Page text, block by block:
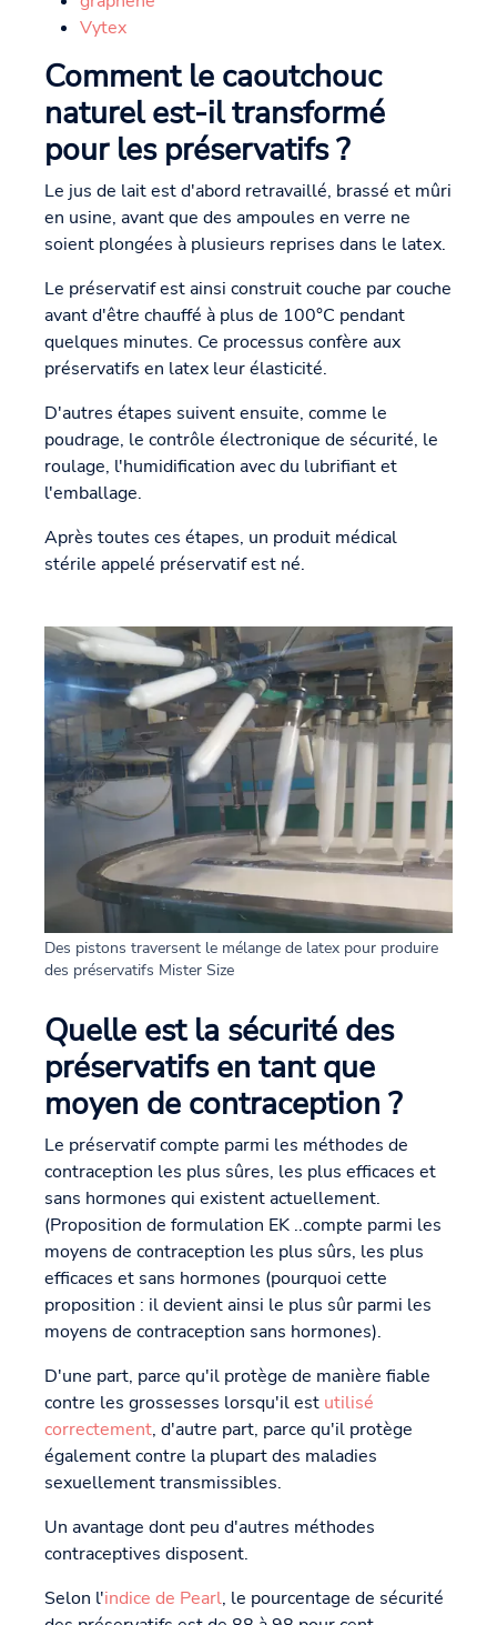
Vytex
Comment le caoutchouc
naturel est-il transformé
pour les préservatifs ?
Le jus de lait est d'abord retravaillé, brassé et mûri
en usine, avant que des ampoules en verre ne
soient plongées à plusieurs reprises dans le latex.
Le préservatif est ainsi construit couche par couche
avant d'être chauffé à plus de 100°C pendant
quelques minutes. Ce processus confère aux
préservatifs en latex leur élasticité.
D'autres étapes suivent ensuite, comme le
poudrage, le contrôle électronique de sécurité, le
roulage, l'humidification avec du lubrifiant et
l'emballage.
Après toutes ces étapes, un produit médical
stérile appelé préservatif est né.
Des pistons traversent le mélange de latex pour produire
des préservatifs Mister Size
Quelle est la sécurité des
préservatifs en tant que
moyen de contraception ?
Le préservatif compte parmi les méthodes de
contraception les plus sûres, les plus efficaces et
sans hormones qui existent actuellement.
(Proposition de formulation EK ..compte parmi les
moyens de contraception les plus sûrs, les plus
efficaces et sans hormones (pourquoi cette
proposition : il devient ainsi le plus sûr parmi les
moyens de contraception sans hormones).
D'une part, parce qu'il protège de manière fiable
contre les grossesses lorsqu'il est utilisé
correctement, d'autre part, parce qu'il protège
également contre la plupart des maladies
sexuellement transmissibles.
Un avantage dont peu d'autres méthodes
contraceptives disposent.
Selon l'indice de Pearl, le pourcentage de sécurité